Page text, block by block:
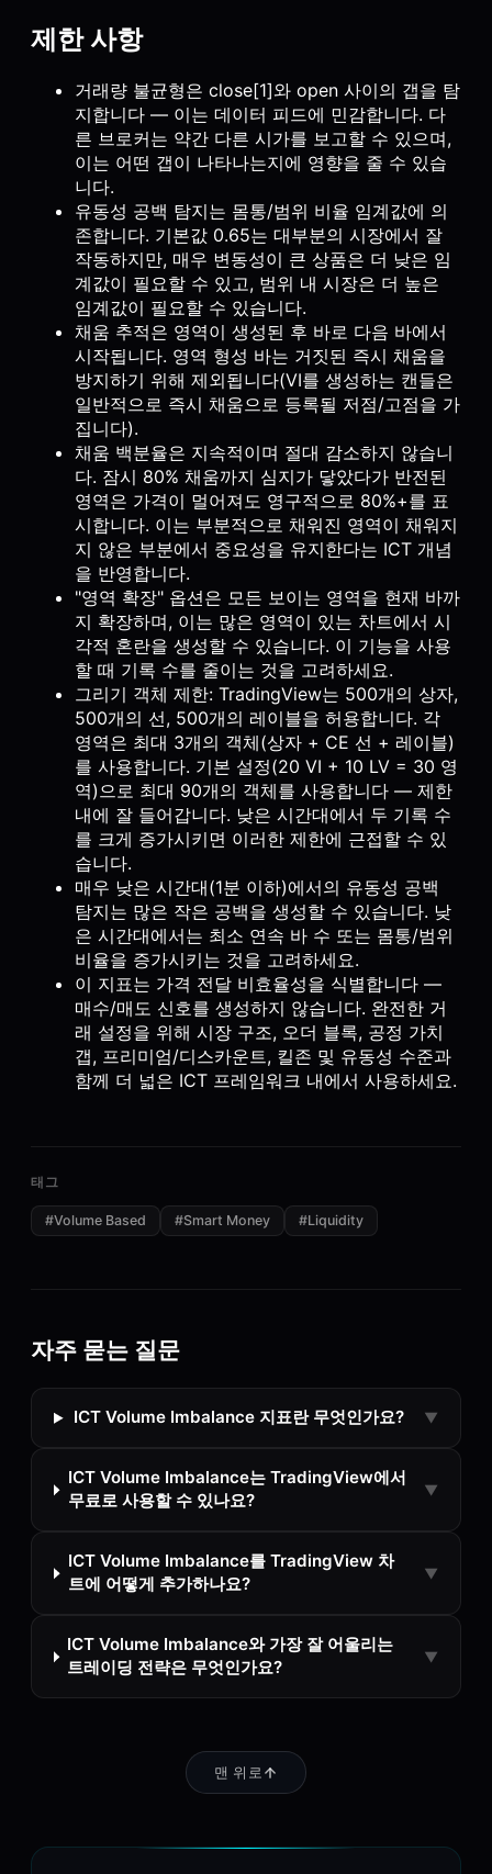
제한 사항
거래량 불균형은 close[1]와 open 사이의 갭을 탐
지합니다 — 이는 데이터 피드에 민감합니다. 다
른 브로커는 약간 다른 시가를 보고할 수 있으며,
이는 어떤 갭이 나타나는지에 영향을 줄 수 있습
니다.
유동성 공백 탐지는 몸통/범위 비율 임계값에 의
존합니다. 기본값 0.65는 대부분의 시장에서 잘
작동하지만, 매우 변동성이 큰 상품은 더 낮은 임
계값이 필요할 수 있고, 범위 내 시장은 더 높은
임계값이 필요할 수 있습니다.
채움 추적은 영역이 생성된 후 바로 다음 바에서
시작됩니다. 영역 형성 바는 거짓된 즉시 채움을
방지하기 위해 제외됩니다(VI를 생성하는 캔들은
일반적으로 즉시 채움으로 등록될 저점/고점을 가
집니다).
채움 백분율은 지속적이며 절대 감소하지 않습니
다. 잠시 80% 채움까지 심지가 닿았다가 반전된
영역은 가격이 멀어져도 영구적으로 80%+를 표
시합니다. 이는 부분적으로 채워진 영역이 채워지
지 않은 부분에서 중요성을 유지한다는 ICT 개념
을 반영합니다.
"영역 확장" 옵션은 모든 보이는 영역을 현재 바까
지 확장하며, 이는 많은 영역이 있는 차트에서 시
각적 혼란을 생성할 수 있습니다. 이 기능을 사용
할 때 기록 수를 줄이는 것을 고려하세요.
그리기 객체 제한: TradingView는 500개의 상자,
500개의 선, 500개의 레이블을 허용합니다. 각
영역은 최대 3개의 객체(상자 + CE 선 + 레이블)
를 사용합니다. 기본 설정(20 VI + 10 LV = 30 영
역)으로 최대 90개의 객체를 사용합니다 — 제한
내에 잘 들어갑니다. 낮은 시간대에서 두 기록 수
를 크게 증가시키면 이러한 제한에 근접할 수 있
습니다.
매우 낮은 시간대(1분 이하)에서의 유동성 공백
탐지는 많은 작은 공백을 생성할 수 있습니다. 낮
은 시간대에서는 최소 연속 바 수 또는 몸통/범위
비율을 증가시키는 것을 고려하세요.
이 지표는 가격 전달 비효율성을 식별합니다 —
매수/매도 신호를 생성하지 않습니다. 완전한 거
래 설정을 위해 시장 구조, 오더 블록, 공정 가치
갭, 프리미엄/디스카운트, 킬존 및 유동성 수준과
함께 더 넓은 ICT 프레임워크 내에서 사용하세요.
태그
#Volume Based #Smart Money #Liquidity
자주 묻는 질문
ICT Volume Imbalance 지표란 무엇인가요? ▼
ICT Volume Imbalance는 TradingView에서
무료로 사용할 수 있나요?
▼
ICT Volume Imbalance를 TradingView 차
트에 어떻게 추가하나요?
▼
ICT Volume Imbalance와 가장 잘 어울리는
트레이딩 전략은 무엇인가요?
▼
맨 위로